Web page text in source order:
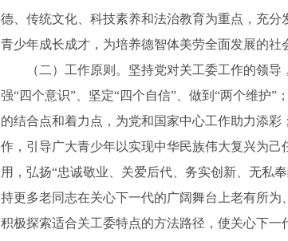
德、传统文化、科技素养和法治教育为重点，充
青少年成长成才，为培养德智体美劳全面发展的社
（二）工作原则。坚持党对关工委工作的领导
强“四个意识”、坚定“四个自信”、做到“两个维护
的结合点和着力点，为党和国家中心工作助力添
作，引导广大青少年以实现中华民族伟大复兴为
用，弘扬“忠诚敬业、关爱后代、务实创新、无私
持更多老同志在关心下一代的广阔舞台上老有所
积极探索适合关工委特点的方法路径，使关心下一